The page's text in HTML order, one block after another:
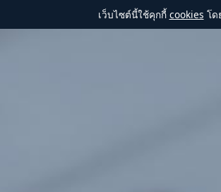
เว็บไซต์นี้ใช้คุกกี้ cookies โด